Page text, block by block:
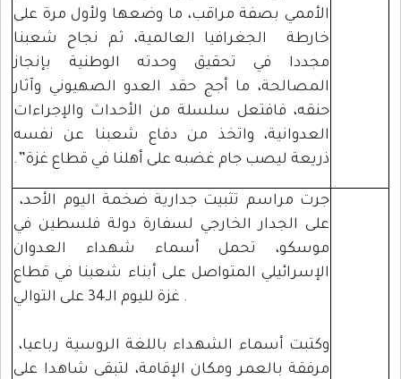
الأممي بصفة مراقب، ما وضعها ولأول مرة على
خارطة الجغرافيا العالمية، ثم نجاح شعبنا
مجددا في تحقيق وحدته الوطنية بإنجاز
المصالحة، ما أجج حقد العدو الصهيوني وآثار
حنقه، فافتعل سلسلة من الأحداث والإجراءات
العدوانية، واتخذ من دفاع شعبنا عن نفسه
ذريعة ليصب جام غضبه على أهلنا في قطاع غزة”.
جرت مراسم تثبيت جدارية ضخمة اليوم الأحد،
على الجدار الخارجي لسفارة دولة فلسطين في
موسكو، تحمل أسماء شهداء العدوان
الإسرائيلي المتواصل على أبناء شعبنا في قطاع
غزة لليوم الـ34 على التوالي .
وكتبت أسماء الشهداء باللغة الروسية رباعيا،
مرفقة بالعمر ومكان الإقامة، لتبقى شاهدا على